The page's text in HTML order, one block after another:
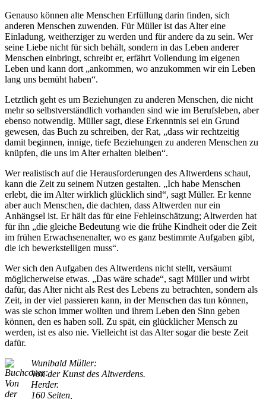
Genauso können alte Menschen Erfüllung darin finden, sich
anderen Menschen zuwenden. Für Müller ist das Alter eine
Einladung, weitherziger zu werden und für andere da zu sein. Wer
seine Liebe nicht für sich behält, sondern in das Leben anderer
Menschen einbringt, schreibt er, erfährt Vollendung im eigenen
Leben und kann dort „ankommen, wo anzukommen wir ein Leben
lang uns bemüht haben“.
Letztlich geht es um Beziehungen zu anderen Menschen, die nicht
mehr so selbstverständlich vorhanden sind wie im Berufsleben, aber
ebenso notwendig. Müller sagt, diese Erkenntnis sei ein Grund
gewesen, das Buch zu schreiben, der Rat, „dass wir rechtzeitig
damit beginnen, innige, tiefe Beziehungen zu anderen Menschen zu
knüpfen, die uns im Alter erhalten bleiben“.
Wer realistisch auf die Herausforderungen des Altwerdens schaut,
kann die Zeit zu seinem Nutzen gestalten. „Ich habe Menschen
erlebt, die im Alter wirklich glücklich sind“, sagt Müller. Er kenne
aber auch Menschen, die dachten, dass Altwerden nur ein
Anhängsel ist. Er hält das für eine Fehleinschätzung; Altwerden hat
für ihn „die gleiche Bedeutung wie die frühe Kindheit oder die Zeit
im frühen Erwachsenenalter, wo es ganz bestimmte Aufgaben gibt,
die ich bewerkstelligen muss“.
Wer sich den Aufgaben des Altwerdens nicht stellt, versäumt
möglicherweise etwas. „Das wäre schade“, sagt Müller und wirbt
dafür, das Alter nicht als Rest des Lebens zu betrachten, sondern als
Zeit, in der viel passieren kann, in der Menschen das tun können,
was sie schon immer wollten und ihrem Leben den Sinn geben
können, den es haben soll. Zu spät, ein glücklicher Mensch zu
werden, ist es also nie. Vielleicht ist das Alter sogar die beste Zeit
dafür.
Wunibald Müller:
Von der Kunst des Altwerdens.
Herder.
160 Seiten,